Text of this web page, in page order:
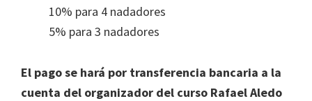
10% para 4 nadadores
5% para 3 nadadores
El pago se hará por transferencia bancaria a la
cuenta del organizador del curso Rafael Aledo